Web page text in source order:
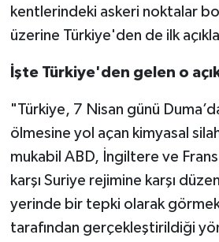
kentlerindeki askeri noktalar
üzerine Türkiye'den de ilk
İşte Türkiye'den gelen o
"Türkiye, 7 Nisan günü
ölmesine yol açan kimyasal silah
mukabil ABD, İngiltere ve
karşı Suriye rejimine karşı
yerinde bir tepki olarak
tarafından gerçekleştirildiği